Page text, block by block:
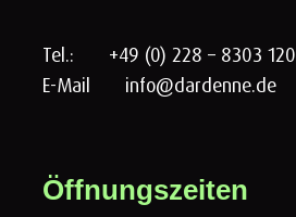
Tel.:
+49 (0) 228 – 8303 120
E-Mail
info@dardenne.de
Öffnungszeiten